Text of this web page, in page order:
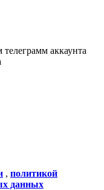
аккаунта
, политикой
данных